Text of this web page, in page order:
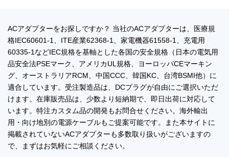
ACアダプターをお探しですか？ 当社のACアダプターは、医療規
格IEC60601-1、ITE産業62368-1、家電機器61558-1、充電用
60335-1などIEC規格を基軸とした各国の安全規格（日本の電気用
品安全法PSEマーク、アメリカUL規格、ヨーロッパCEマーキン
グ、オーストラリアRCM、中国CCC、韓国KC、台湾BSMI他）に
適合しています。受注製造品は、DCプラグが自由にご選択いただ
けます。在庫販売品は、少数より短納期で、即日出荷に対応して
います。特注カスタム品の開発もお問合せください。海外輸出
用・向け地別の電源ケーブルもご提案可能です。また本サイトに
掲載されていないACアダプターも多数取り扱いがございますの
で、まずはお気軽にご相談ください。